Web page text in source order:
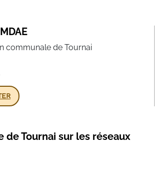
communale de Tournai
de Tournai sur les réseaux